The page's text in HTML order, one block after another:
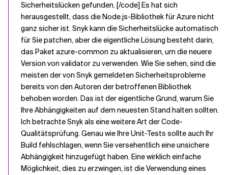
Sicherheitslücken gefunden. [/code] Es hat sich
herausgestellt, dass die Node.js-Bibliothek für Azure nicht
ganz sicher ist. Snyk kann die Sicherheitslücke automatisch
für Sie patchen, aber die eigentliche Lösung besteht darin,
das Paket azure-common zu aktualisieren, um die neuere
Version von validator zu verwenden. Wie Sie sehen, sind die
meisten der von Snyk gemeldeten Sicherheitsprobleme
bereits von den Autoren der betroffenen Bibliothek
behoben worden. Das ist der eigentliche Grund, warum Sie
Ihre Abhängigkeiten auf dem neuesten Stand halten sollten.
Ich betrachte Snyk als eine weitere Art der Code-
Qualitätsprüfung. Genau wie Ihre Unit-Tests sollte auch Ihr
Build fehlschlagen, wenn Sie versehentlich eine unsichere
Abhängigkeit hinzugefügt haben. Eine wirklich einfache
Möglichkeit, dies zu erzwingen, ist die Verwendung eines